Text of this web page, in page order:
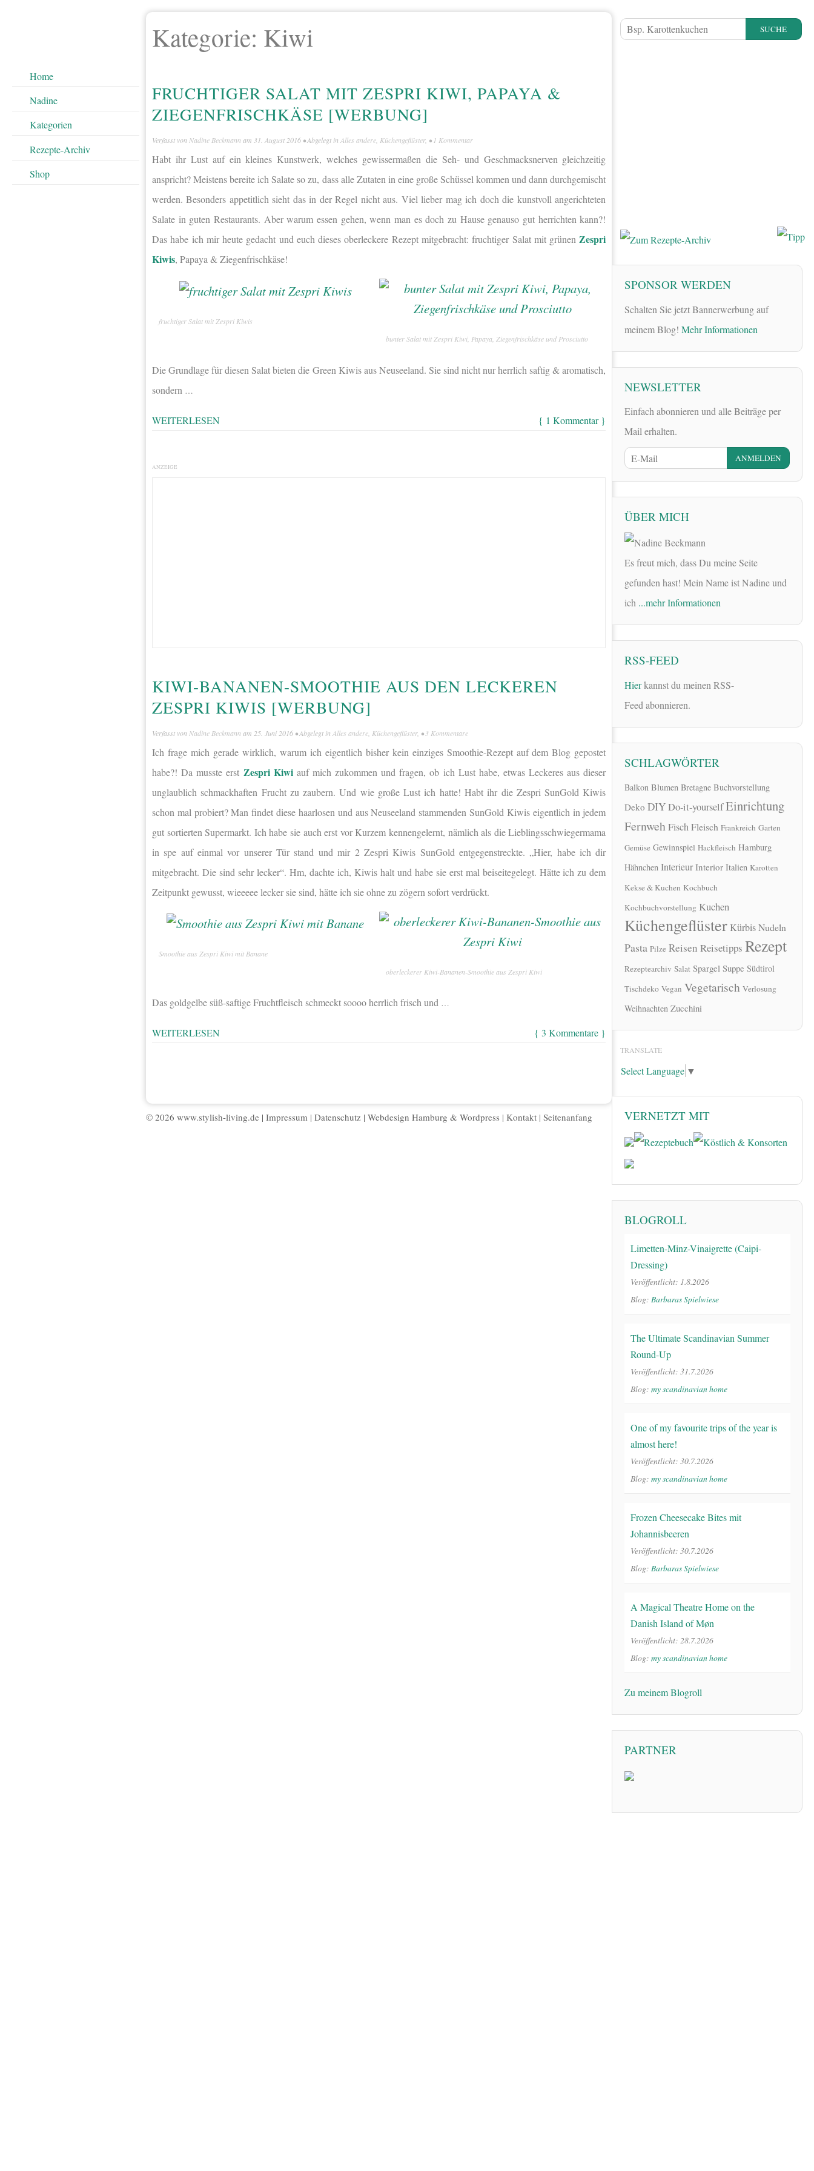
Home
Nadine
Kategorien
Rezepte-Archiv
Shop
Kategorie: Kiwi
FRUCHTIGER SALAT MIT ZESPRI KIWI, PAPAYA &
ZIEGENFRISCHKÄSE [WERBUNG]
Verfasst von Nadine Beckmann am 31. August 2016 • Abgelegt in Alles andere, Küchengeflüster, •1 Kommentar
Habt ihr Lust auf ein kleines Kunstwerk, welches gewissermaßen die Seh- und Geschmacksnerven gleichzeitig
anspricht? Meistens bereite ich Salate so zu, dass alle Zutaten in eine große Schüssel kommen und dann durchgemischt
werden. Besonders appetitlich sieht das in der Regel nicht aus. Viel lieber mag ich doch die kunstvoll angerichteten
Salate in guten Restaurants. Aber warum essen gehen, wenn man es doch zu Hause genauso gut herrichten kann?!
Das habe ich mir heute gedacht und euch dieses oberleckere Rezept mitgebracht: fruchtiger Salat mit grünenZespri
Kiwis, Papaya & Ziegenfrischkäse!
fruchtiger Salat mit Zespri Kiwis
bunter Salat mit Zespri Kiwi, Papaya, Ziegenfrischkäse und Prosciutto
Die Grundlage für diesen Salat bieten die Green Kiwis aus Neuseeland. Sie sind nicht nur herrlich saftig & aromatisch,
sondern …
WEITERLESEN { 1 Kommentar }
ANZEIGE
KIWI-BANANEN-SMOOTHIE AUS DEN LECKEREN
ZESPRI KIWIS [WERBUNG]
Verfasst von Nadine Beckmann am 25. Juni 2016 • Abgelegt in Alles andere Küchengeflüster, • 3 Kommentare
Ich frage mich gerade wirklich, warum ich eigentlich bisher kein einziges Smoothie-Rezept auf dem Blog gepostet
habe?! Da musste erst Zespri Kiwi auf mich zukommen und fragen, ob ich Lust habe, etwas Leckeres aus dieser
unglaublich schmackhaften Frucht zu zaubern. Und wie große Lust ich hatte! Habt ihr die Zespri SunGold Kiwis
schon mal probiert? Man findet diese haarlosen und aus Neuseeland stammenden SunGold Kiwis eigentlich in jedem
gut sortierten Supermarkt. Ich habe sie auch erst vor Kurzem kennengelernt, nämlich als die Lieblingsschwiegermama
in spe auf einmal vor unserer Tür stand und mir 2 Zespri Kiwis SunGold entgegenstreckte. „Hier, habe ich dir
mitgebracht. Die sind sehr lecker“. Hm, dachte ich, Kiwis halt und habe sie erst mal beiseitegelegt. Hätte ich zu dem
Zeitpunkt gewusst, wieeeee lecker sie sind, hätte ich sie ohne zu zögern sofort verdrückt.
Smoothie aus Zespri Kiwi mit Banane
oberleckerer Kiwi-Bananen-Smoothie aus Zespri Kiwi
Das goldgelbe süß-saftige Fruchtfleisch schmeckt soooo herrlich frisch und …
WEITERLESEN { 3 Kommentare }
© 2026 www.stylish-living.de | Impressum | Datenschutz | Webdesign Hamburg & Wordpress | Kontakt | Seitenanfang
SUCHE
SPONSOR WERDEN
Schalten Sie jetzt Bannerwerbung auf
meinem Blog! Mehr Informationen
NEWSLETTER
Einfach abonnieren und alle Beiträge per
Mail erhalten.
ÜBER MICH
Es freut mich, dass Du meine Seite
gefunden hast! Mein Name ist Nadine und
ich ...mehr Informationen
RSS-FEED
Hierkannst du meinen RSS-
Feed abonnieren.
SCHLAGWÖRTER
Balkon Blumen Bretagne Buchvorstellung
Deko DIYDo-it-yourselfEinrichtung
FernwehFischFleisch Frankreich Garten
Gemüse Gewinnspiel Hackfleisch Hamburg
Hähnchen Interieur Interior Italien Karotten
Kekse & Kuchen Kochbuch
Kochbuchvorstellung Kuchen
Küchengeflüster KürbisNudeln
Pasta Pilze Reisen Reisetipps Rezept
Rezeptearchiv Salat Spargel Suppe Südtirol
Tischdeko Vegan Vegetarisch Verlosung
Weihnachten Zucchini
TRANSLATE
Select Language ▼
VERNETZT MIT
BLOGROLL
Limetten-Minz-Vinaigrette (Caipi-
Dressing)
Veröffentlicht: 1.8.2026
Blog: Barbaras Spielwiese
The Ultimate Scandinavian Summer
Round-Up
Veröffentlicht: 31.7.2026
Blog: my scandinavian home
One of my favourite trips of the year is
almost here!
Veröffentlicht: 30.7.2026
Blog: my scandinavian home
Frozen Cheesecake Bites mit
Johannisbeeren
Veröffentlicht: 30.7.2026
Blog: Barbaras Spielwiese
A Magical Theatre Home on the
Danish Island of Møn
Veröffentlicht: 28.7.2026
Blog: my scandinavian home
Zu meinem Blogroll
PARTNER